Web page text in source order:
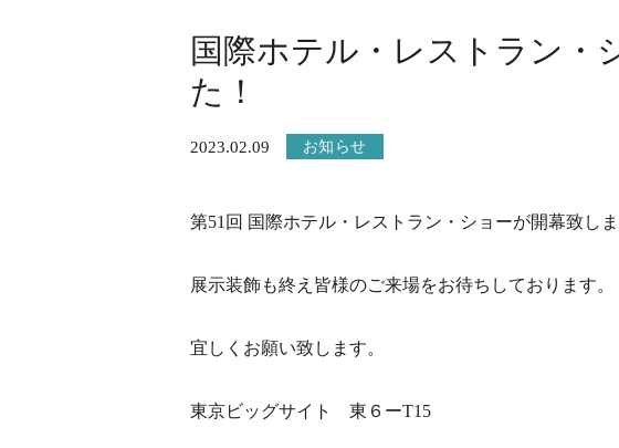
国際ホテル・レストラン・
た！
2023.02.09 お知らせ
第51回 国際ホテル・レストラン・ショーが開幕致しま
展示装飾も終え皆様のご来場をお待ちしております。
宜しくお願い致します。
東京ビッグサイト 東６ーT15